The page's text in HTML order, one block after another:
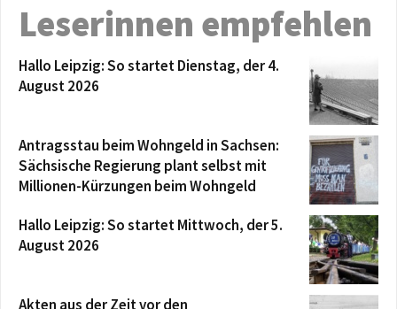
Leserinnen empfehlen
Hallo Leipzig: So startet Dienstag, der 4.
August 2026
Antragsstau beim Wohngeld in Sachsen:
Sächsische Regierung plant selbst mit
Millionen-Kürzungen beim Wohngeld
Hallo Leipzig: So startet Mittwoch, der 5.
August 2026
Akten aus der Zeit vor den